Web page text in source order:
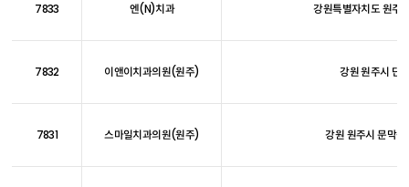
7833 엔(N)치과 강원특별자치도 원주
7832 이앤이치과의원(원주) 강원 원주시 단
7831 스마일치과의원(원주) 강원 원주시 문막